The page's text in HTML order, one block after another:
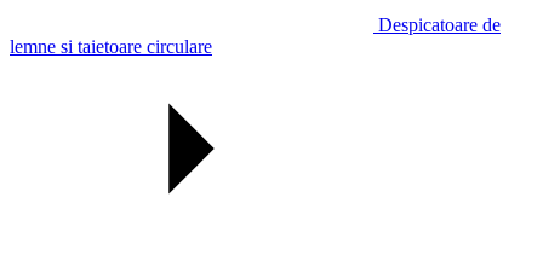
Despicatoare de
lemne si taietoare circulare